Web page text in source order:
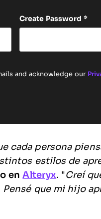
Create Password *
and acknowledge our
cada persona
estilos de
enAlteryx. "Creí
que mi hijo